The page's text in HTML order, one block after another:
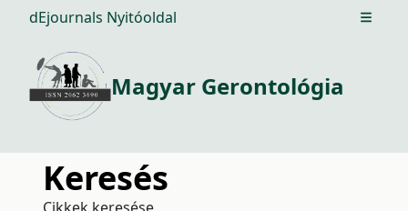
dEjournals Nyitóoldal Open
Magyar Gerontológia
Keresés